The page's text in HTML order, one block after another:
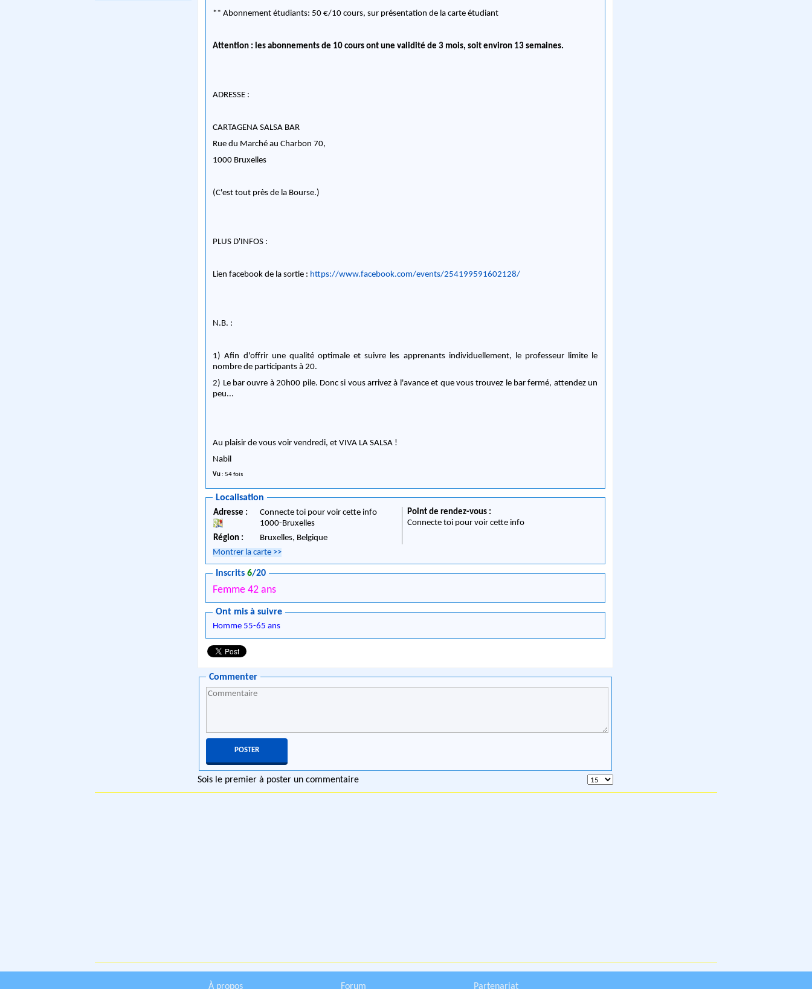
** Abonnement étudiants: 50 €/10 cours, sur présentation de la carte étudiant
Attention : les abonnements de 10 cours ont une validité de 3 mois, soit environ 13 semaines.
ADRESSE :
CARTAGENA SALSA BAR
Rue du Marché au Charbon 70,
1000 Bruxelles
(C'est tout près de la Bourse.)
PLUS D'INFOS :
Lien facebook de la sortie : https://www.facebook.com/events/254199591602128/
N.B. :
1) Afin d'offrir une qualité optimale et suivre les apprenants individuellement, le professeur limite le
nombre de participants à 20.
2) Le bar ouvre à 20h00 pile. Donc si vous arrivez à l'avance et que vous trouvez le bar fermé, attendez un
peu...
Au plaisir de vous voir vendredi, et VIVA LA SALSA !
Nabil
Vu : 54 fois
Localisation
Adresse :
Connecte toi pour voir cette info
1000-Bruxelles
Région :
Bruxelles, Belgique
Point de rendez-vous :
Connecte toi pour voir cette info
Montrer la carte >>
Inscrits6/20
Femme 42 ans
Ont mis à suivre
Homme 55-65 ans
Commenter
Sois le premier à poster un commentaire
À propos Forum Partenariat